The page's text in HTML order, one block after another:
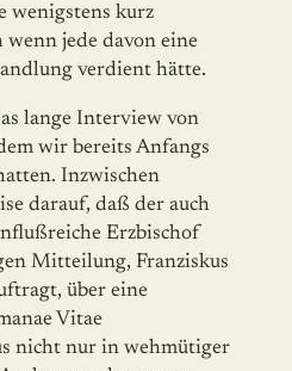
wenigstens kurz
jede davon eine
verdient hätte.
lange Interview von
wir bereits Anfangs
Inzwischen
darauf, daß der auch
Erzbi­schof
Mitteilung, Franziskus
über eine
Vitae
nicht nur in weh­mütiger